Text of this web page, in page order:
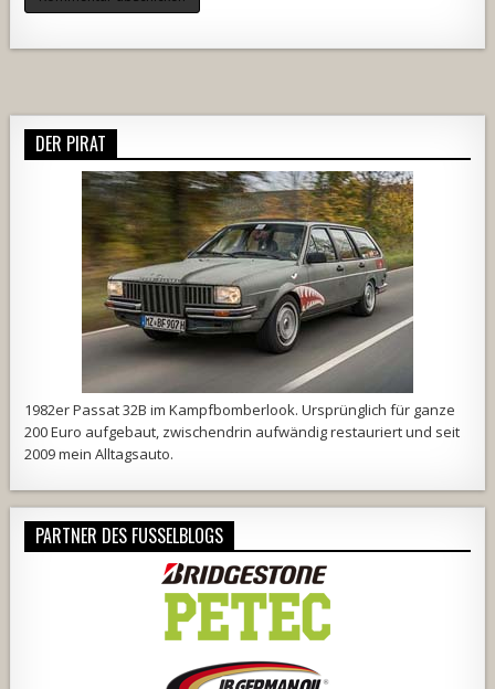
DER PIRAT
1982er Passat 32B im Kampfbomberlook. Ursprünglich für ganze
200 Euro aufgebaut, zwischendrin aufwändig restauriert und seit
2009 mein Alltagsauto.
PARTNER DES FUSSELBLOGS